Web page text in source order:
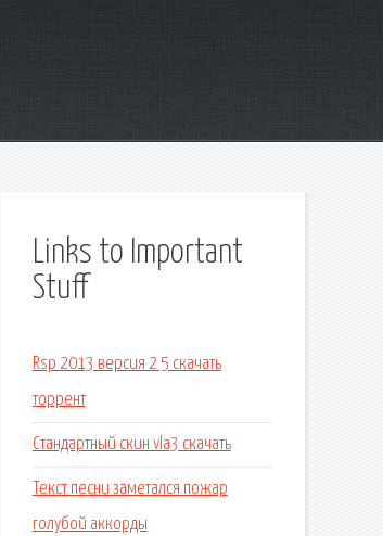
Links to Important
Stuff
Rsp 2013 версия 2 5 скачать
торрент
Стандартный скин vla3 скачать
Текст песни заметался пожар
голубой аккорды